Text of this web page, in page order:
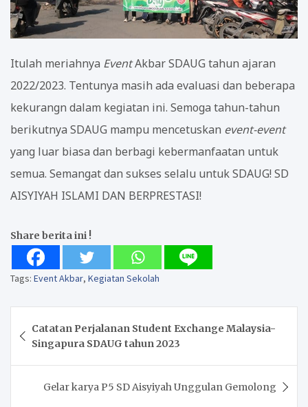
Itulah meriahnya EventAkbar SDAUG tahun ajaran
2022/2023. Tentunya masih ada evaluasi dan beberapa
kekurangn dalam kegiatan ini. Semoga tahun-tahun
berikutnya SDAUG mampu mencetuskan event-event
yang luar biasa dan berbagi kebermanfaatan untuk
semua. Semangat dan sukses selalu untuk SDAUG! SD
AISYIYAH ISLAMI DAN BERPRESTASI!
Share berita ini !
Tags: Event Akbar, Kegiatan Sekolah
navigation
Catatan Perjalanan Student Exchange Malaysia-
Singapura SDAUG tahun 2023
Gelar karya P5 SD Aisyiyah Unggulan Gemolong